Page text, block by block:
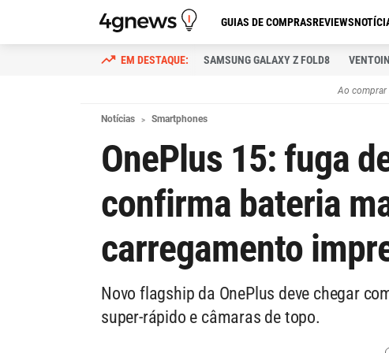
GUIAS DE COMPRASREVIEWS
SAMSUNG GALAXY Z FOLD8
Ao comprar
Notícias Smartphones
OnePlus 15: fuga
confirma bateria
carregamento
Novo flagship da OnePlus deve chegar
super-rápido e câmaras de topo.